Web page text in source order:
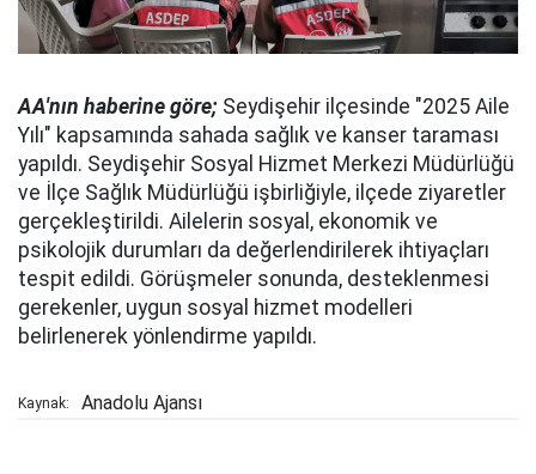
AA'nın haberine göre; Seydişehir ilçesinde "2025 Aile
Yılı" kapsamında sahada sağlık ve kanser taraması
yapıldı. Seydişehir Sosyal Hizmet Merkezi Müdürlüğü
ve İlçe Sağlık Müdürlüğü işbirliğiyle, ilçede ziyaretler
gerçekleştirildi. Ailelerin sosyal, ekonomik ve
psikolojik durumları da değerlendirilerek ihtiyaçları
tespit edildi. Görüşmeler sonunda, desteklenmesi
gerekenler, uygun sosyal hizmet modelleri
belirlenerek yönlendirme yapıldı.
Kaynak: Anadolu Ajansı